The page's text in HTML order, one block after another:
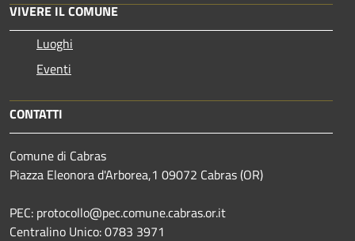
VIVERE IL COMUNE
Luoghi
Eventi
CONTATTI
Comune di Cabras
Piazza Eleonora d'Arborea,1 09072 Cabras (OR)
PEC: protocollo@pec.comune.cabras.or.it
Centralino Unico: 0783 3971